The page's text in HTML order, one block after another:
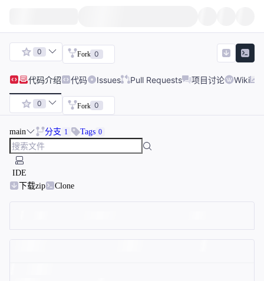
0 Fork 0
代码介绍 代码 Issues Pull Requests 项目讨论 Wiki
0 Fork 0
main 分支 1 Tags 0
IDE
下载zip
Clone